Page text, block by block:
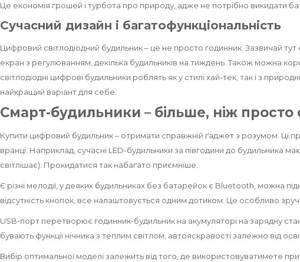
Це економія грошей і турбота про природу, адже не потрібно викидати
Сучасний дизайн і багатофункціональність
Цифровий світлодіодний будильник – це не просто годинник. Зазвичай
екран з регулюванням, декілька будильників на тиждень. Також можна
світлодіодні цифрові будильники роблять як у стилі хай-тек, так і з
найкращий варіант для себе.
Смарт-будильники – більше, ніж просто
Купити цифровий будильник – отримати справжній ґаджет з розумом. Ці
вранці. Наприклад, сучасні LED-будильники за півгодини до будильника
світлішає). Прокидатися так набагато приємніше.
Є різні мелодії, у деяких будильниках без батарейок є Bluetooth, можна
відсутність кнопок, все налаштовується одним дотиком. Це особливо
USB-порт перетворює годинник-будильник на акумуляторі на зарядну
бувають функції нічника з теплим світлом, автояскравості залежно від
Вибір оптимальної моделі залежить від того, де використовуватимете